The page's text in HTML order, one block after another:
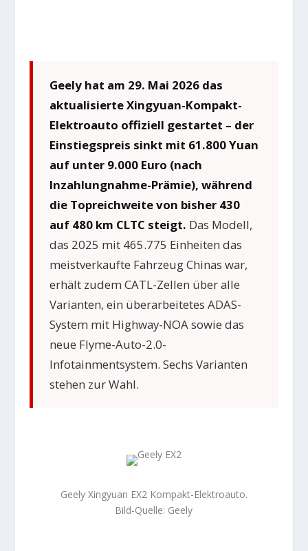
Geely hat am 29. Mai 2026 das
aktualisierte Xingyuan-Kompakt-
Elektroauto offiziell gestartet – der
Einstiegspreis sinkt mit 61.800 Yuan
auf unter 9.000 Euro (nach
Inzahlungnahme-Prämie), während
die Topreichweite von bisher 430
auf 480 km CLTC steigt. Das Modell,
das 2025 mit 465.775 Einheiten das
meistverkaufte Fahrzeug Chinas war,
erhält zudem CATL-Zellen über alle
Varianten, ein überarbeitetes ADAS-
System mit Highway-NOA sowie das
neue Flyme-Auto-2.0-
Infotainmentsystem. Sechs Varianten
stehen zur Wahl.
Geely Xingyuan EX2 Kompakt-Elektroauto.
Bild-Quelle: Geely